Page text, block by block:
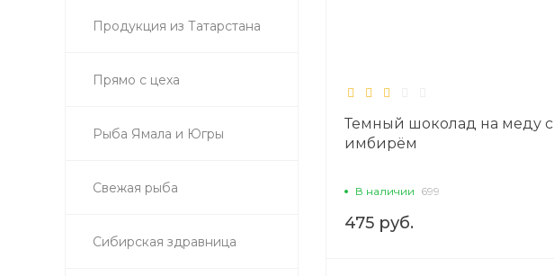
Продукция из Татарстана
Прямо с цеха
Рыба Ямала и Югры
Свежая рыба
Сибирская здравница
Темный шоколад на меду с
имбирём
В наличии 699
475 руб.